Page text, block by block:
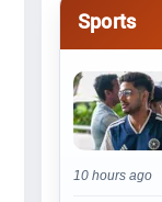
Sports
10 hours ago